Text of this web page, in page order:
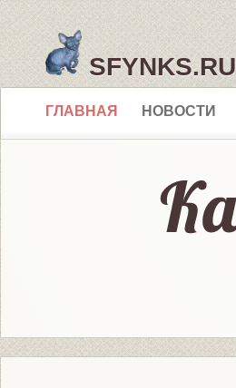
SFYNKS.RU
ГЛАВНАЯ НОВОСТИ